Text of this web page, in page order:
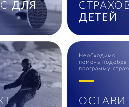
ДЛЯ
ДЕТЕЙ
Необходимо
помочь
программу